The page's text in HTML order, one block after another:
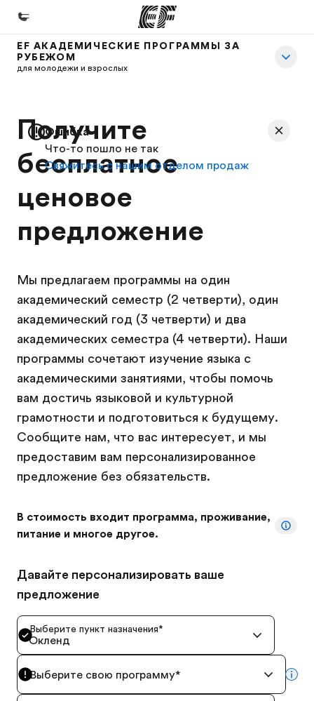
Главная
Программы
Все курсы и программы EF
Офисы
Найти ближайший офис
Кто мы
Присоединиться к нашей команде
EF АКАДЕМИЧЕСКИЕ ПРОГРАММЫ ЗА
РУБЕЖОМ
для молодежи и взрослых
Получите
бесплатное
ценовое
предложение
Мы предлагаем программы на один
академический семестр (2 четверти), один
академический год (3 четверти) и два
академических семестра (4 четверти). Наши
программы сочетают изучение языка с
академическими занятиями, чтобы помочь
вам достичь языковой и культурной
грамотности и подготовиться к будущему.
Сообщите нам, что вас интересует, и мы
предоставим вам персонализированное
предложение без обязательств.
В стоимость входит программа, проживание,
питание и многое другое.
Давайте персонализировать ваше
предложение
Выберите пункт назначения*
Окленд
Выберите свою программу*
Ошибка
Что-то пошло не так
Свяжитесь с нашим отделом продаж